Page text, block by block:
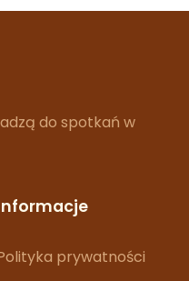
do spotkań w
prywatności